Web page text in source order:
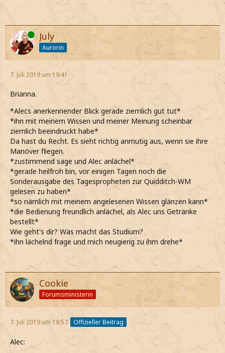
Online July
Aurorin
7. Juli 2019 um 19:41
Brianna.
*Alecs anerkennender Blick gerade ziemlich gut tut*
*ihn mit meinem Wissen und meiner Meinung scheinbar
ziemlich beeindruckt habe*
Da hast du Recht. Es sieht richtig anmutig aus, wenn sie ihre
Manöver fliegen.
*zustimmend sage und Alec anlächel*
*gerade heilfroh bin, vor einigen Tagen noch die
Sonderausgabe des Tagespropheten zur Quidditch-WM
gelesen zu haben*
*so nämlich mit meinem angelesenen Wissen glänzen kann*
*die Bedienung freundlich anlächel, als Alec uns Getränke
bestellt*
Wie geht's dir? Was macht das Studium?
*ihn lächelnd frage und mich neugierig zu ihm drehe*
Cookie
Forumsministerin
7. Juli 2019 um 19:57 Offizieller Beitrag
Alec: